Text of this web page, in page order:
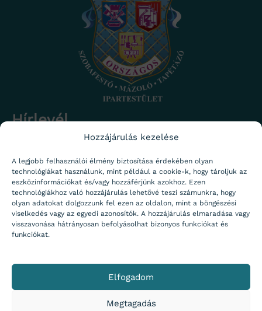
Hozzájárulás kezelése
A legjobb felhasználói élmény biztosítása érdekében olyan
technológiákat használunk, mint például a cookie-k, hogy tároljuk az
eszközinformációkat és/vagy hozzáférjünk azokhoz. Ezen
technológiákhoz való hozzájárulás lehetővé teszi számunkra, hogy
olyan adatokat dolgozzunk fel ezen az oldalon, mint a böngészési
viselkedés vagy az egyedi azonosítók. A hozzájárulás elmaradása vagy
visszavonása hátrányosan befolyásolhat bizonyos funkciókat és
funkciókat.
Elfogadom
Megtagadás
Hírlevél
Iratkozz fel a nem zavaróan gyakran de rendszeresen
Név
Email
Adatvédelem
Adataim kezeléséhez hozzájárulok.Adatvédelmi
tájékoztató
Küldés